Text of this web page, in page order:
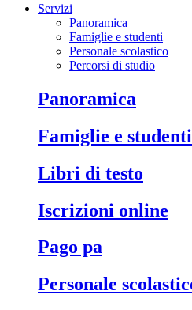
Servizi
Panoramica
Famiglie e studenti
Personale scolastico
Percorsi di studio
panoramica
famiglie e studenti
libri di testo
iscrizioni online
pago pa
personale